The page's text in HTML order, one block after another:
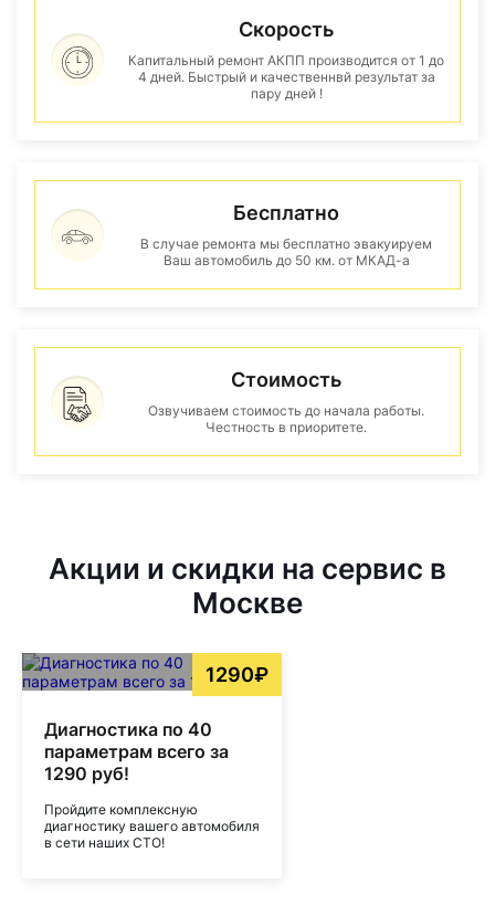
Скорость
Капитальный ремонт АКПП производится от 1 до
4 дней. Быстрый и качественнвй результат за
пару дней !
Бесплатно
В случае ремонта мы бесплатно эвакуируем
Ваш автомобиль до 50 км. от МКАД-а
Стоимость
Озвучиваем стоимость до начала работы.
Честность в приоритете.
Акции и скидки на сервис в
Москве
1290₽
Диагностика по 40
параметрам всего за
1290 руб!
Пройдите комплексную
диагностику вашего автомобиля
в сети наших СТО!